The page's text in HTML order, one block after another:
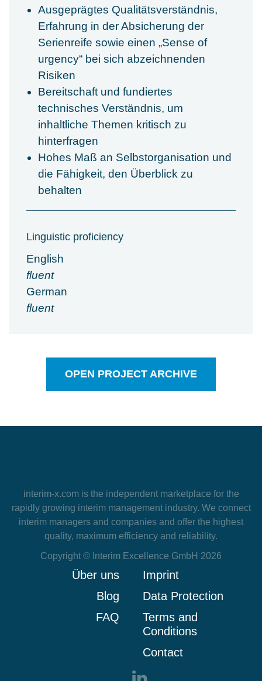
Ausgeprägtes Qualitätsverständnis,
Erfahrung in der Absicherung der
Serienreife sowie einen „Sense of
urgency“ bei sich abzeichnenden
Risiken
Bereitschaft und fundiertes
technisches Verständnis, um
inhaltliche Themen kritisch zu
hinterfragen
Hohes Maß an Selbstorganisation und
die Fähigkeit, den Überblick zu
behalten
Linguistic proficiency
English
fluent
German
fluent
OPEN PROJECT ARCHIVE
interim-x.comis the independent marketplace for the
rapidly growing interim management industry. We connect
interim managers and companies and offer the highest
quality, maximum efficiency and reliability.
Copyright © Interim Excellence GmbH 2026
Über uns
Blog
FAQ
Imprint
Data Protection
Terms and
Conditions
Contact